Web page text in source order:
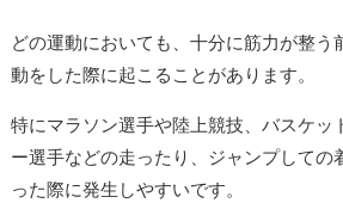
どの運動においても、十分に筋力が整う
動をした際に起こることがあります。
特にマラソン選手や陸上競技、バスケッ
ー選手などの走ったり、ジャンプしての
った際に発生しやすいです。